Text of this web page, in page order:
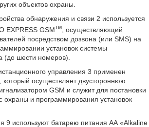
объектов охраны.
обнаружения и связи 2 используется
EXPRESS GSMтм, осуществляющий
посредством дозвона (или SMS) на
установок системы
шести номеров).
управления 3 применен
осуществляет двустороннюю
GSM и служит для постановки
охраны и программирования установок
9 используют батарею питания АА «Alkaline